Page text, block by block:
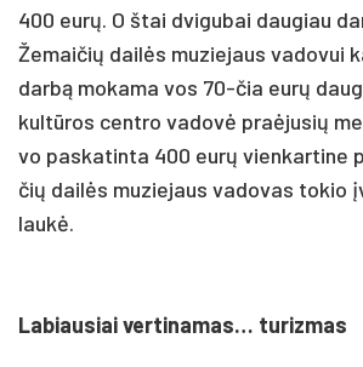
400 eurų. O štai dvi­gu­bai dau­giau
Že­mai­čių dailės mu­zie­jaus va­do­vui
darbą mo­ka­ma vos 70-čia eurų
kultū­ros cent­ro va­dovė pra­ėju­sių
vo pa­ska­tin­ta 400 eurų vien­kar­ti­ne
čių dailės mu­zie­jaus va­do­vas to­kio
laukė.
La­biau­siai ver­ti­na­mas… tu­riz­mas